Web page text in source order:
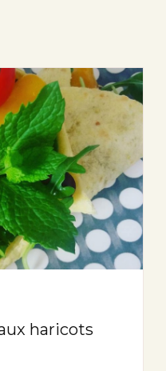
haricots